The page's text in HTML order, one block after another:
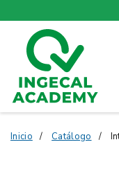
Inicio Catálogo